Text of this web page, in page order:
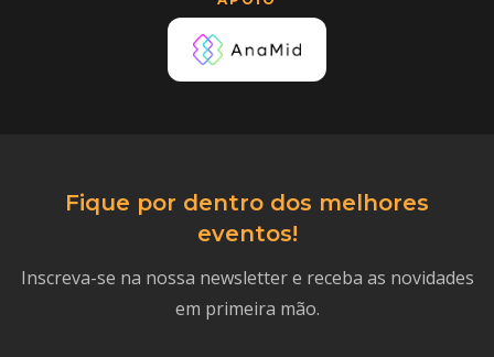
Fique por dentro dos melhores
eventos!
Inscreva-se na nossa newsletter e receba as novidades
em primeira mão.